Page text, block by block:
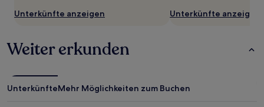
gelten.
Unterkünfte anzeigen Unterkünfte anzeigen
Weiter erkunden
UnterkünfteMehr Möglichkeiten zum Buchen